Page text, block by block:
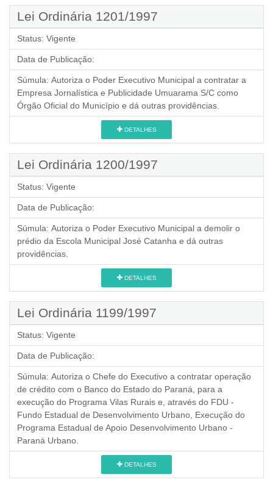
Lei Ordinária 1201/1997
Status: Vigente
Data de Publicação:
Súmula: Autoriza o Poder Executivo Municipal a contratar a
Empresa Jornalística e Publicidade Umuarama S/C como
Órgão Oficial do Município e dá outras providências.
DETALHES
Lei Ordinária 1200/1997
Status: Vigente
Data de Publicação:
Súmula: Autoriza o Poder Executivo Municipal a demolir o
prédio da Escola Municipal José Catanha e dá outras
providências.
DETALHES
Lei Ordinária 1199/1997
Status: Vigente
Data de Publicação:
Súmula: Autoriza o Chefe do Executivo a contratar operação
de crédito com o Banco do Estado do Paraná, para a
execução do Programa Vilas Rurais e, através do FDU -
Fundo Estadual de Desenvolvimento Urbano, Execução do
Programa Estadual de Apoio Desenvolvimento Urbano -
Paraná Urbano.
DETALHES